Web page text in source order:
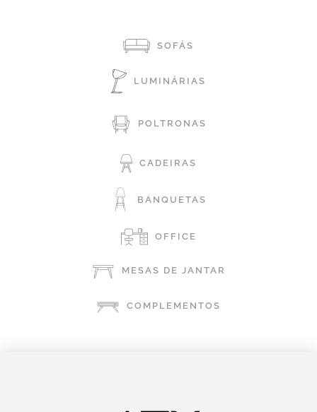
SOFÁS
LUMINÁRIAS
POLTRONAS
CADEIRAS
BANQUETAS
OFFICE
MESAS DE JANTAR
COMPLEMENTOS